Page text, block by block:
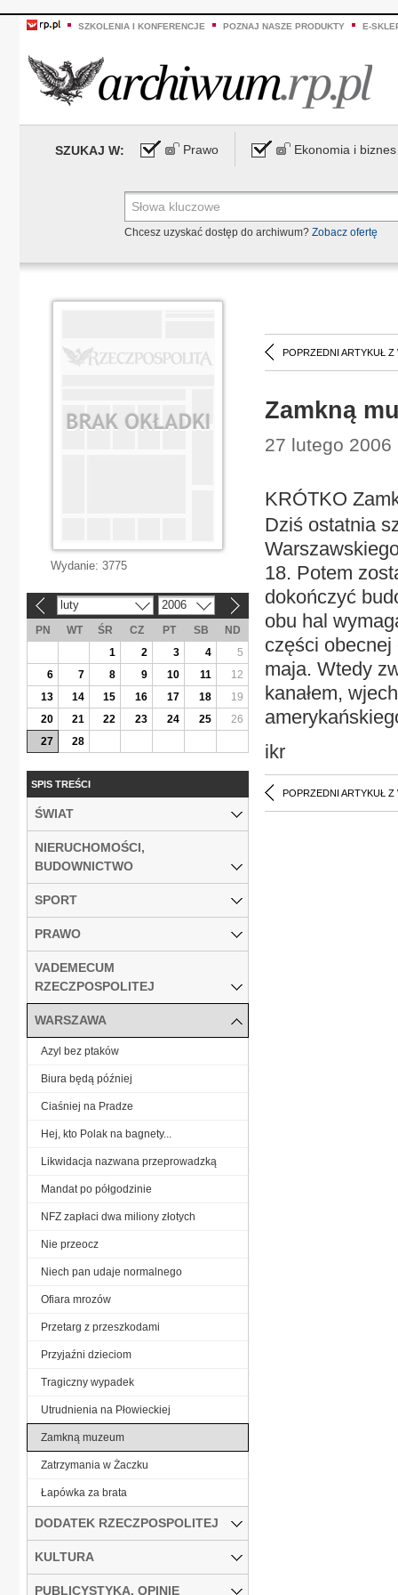
SZKOLENIA I KONFERENCJE POZNAJ NASZE PRODUKTY E-
SZUKAJ W: Prawo Ekonomia i biznes
Chcesz uzyskać dostęp do archiwum? Zobacz ofertę
POPRZEDNI ARTYKUŁ Z
Zamkną
27 lutego 2006
KRÓTKO
Dziś ostatnia
18. Potem
dokończyć
obu hal
części
maja. Wtedy
kanałem,
ikr
POPRZEDNI ARTYKUŁ Z
Wydanie: 3775
luty 2006
PN WT ŚR CZ PT SB
ND
1
2 3 4
5
6
7 8 9 10 11
12
13
14 15 16 17 18
19
20
21 22 23 24 25
26
27
28
SPIS TREŚCI
ŚWIAT
NIERUCHOMOŚCI,
BUDOWNICTWO
SPORT
PRAWO
VADEMECUM
RZECZPOSPOLITEJ
WARSZAWA
Azyl bez ptaków
Biura będą później
Ciaśniej na Pradze
Hej, kto Polak na bagnety...
Likwidacja nazwana przeprowadzką
Mandat po półgodzinie
NFZ zapłaci dwa miliony złotych
Nie przeocz
Niech pan udaje normalnego
Ofiara mrozów
Przetarg z przeszkodami
Przyjaźni dzieciom
Tragiczny wypadek
Utrudnienia na Płowieckiej
Zamkną muzeum
Zatrzymania w Żaczku
Łapówka za brata
DODATEK RZECZPOSPOLITEJ
KULTURA
PUBLICYSTYKA, OPINIE